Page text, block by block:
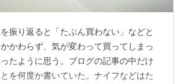
振り返ると「たぶん買わない」などと
かわらず、気が変わって買ってしまっ
たように思う。ブログの記事の中だけ
を何度か書いていた。ナイフなどはた